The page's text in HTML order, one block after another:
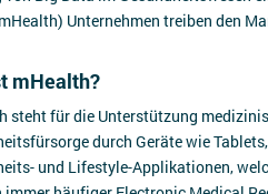
Unternehmen treiben den
mHealth?
steht für die Unterstützung
durch Geräte wie
und Lifestyle-Applikationen,